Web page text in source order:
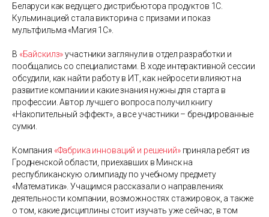
Беларуси как ведущего дистрибьютора продуктов 1С.
Кульминацией стала викторина с призами и показ
мультфильма «Магия 1С».
В «Байскилз»участники заглянули в отдел разработки и
пообщались со специалистами. В ходе интерактивной сессии
обсудили, как найти работу в ИТ, как нейросети влияют на
развитие компании и какие знания нужны для старта в
профессии. Автор лучшего вопроса получил книгу
«Накопительный эффект», а все участники – брендированные
сумки.
Компания «Фабрика инноваций и решений»приняла ребят из
Гродненской области, приехавших в Минск на
республиканскую олимпиаду по учебному предмету
«Математика». Учащимся рассказали о направлениях
деятельности компании, возможностях стажировок, а также
о том, какие дисциплины стоит изучать уже сейчас, в том